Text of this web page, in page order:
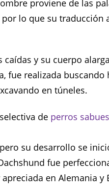
proviene de las
por lo que su traducción
y su cuerpo
fue realizada buscando
en túneles.
de perros
su desarrollo se
fue
en Alemania y